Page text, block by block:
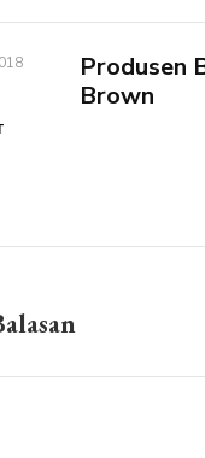
Produsen
Brown